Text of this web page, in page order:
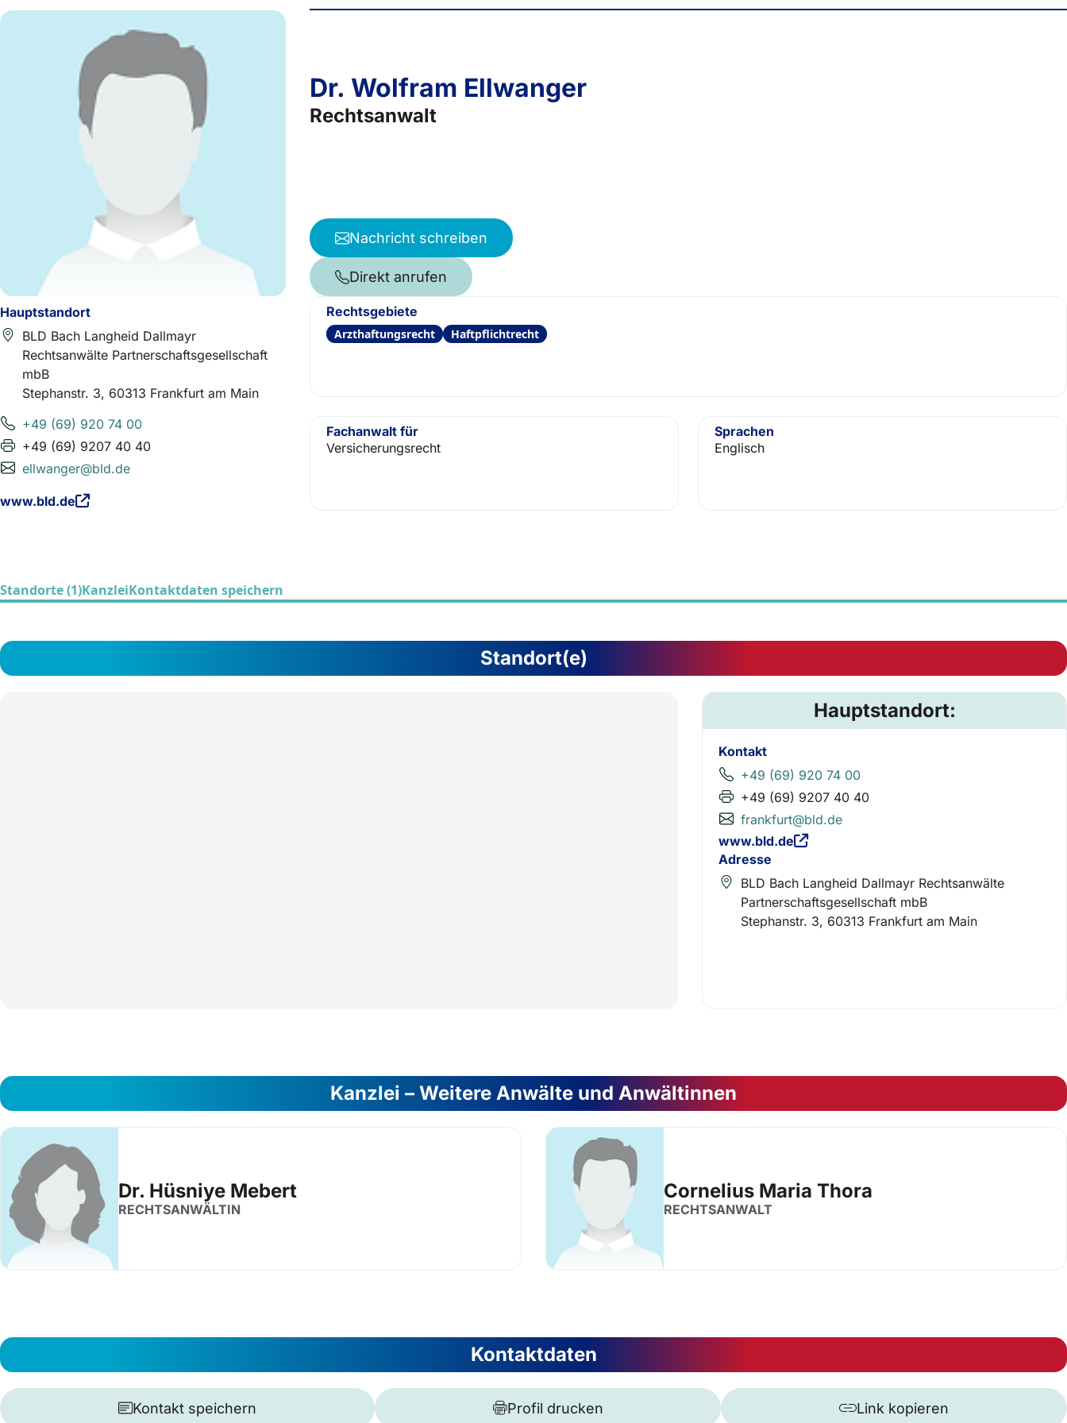
Hauptstandort
BLD Bach Langheid Dallmayr
Rechtsanwälte Partnerschaftsgesellschaft
mbB
Stephanstr. 3, 60313 Frankfurt am Main
+49 (69) 920 74 00
+49 (69) 9207 40 40
ellwanger@bld.de
www.bld.de
Dr. Wolfram Ellwanger
Rechtsanwalt
Nachricht schreiben
Direkt anrufen
Rechtsgebiete
Arzthaftungsrecht Haftpflichtrecht
Fachanwalt für
Versicherungsrecht
Sprachen
Englisch
Standorte (1)KanzleiKontaktdaten speichern
Standort(e)
Hauptstandort:
Kontakt
+49 (69) 920 74 00
+49 (69) 9207 40 40
frankfurt@bld.de
www.bld.de
Adresse
BLD Bach Langheid Dallmayr Rechtsanwälte
Partnerschaftsgesellschaft mbB
Stephanstr. 3, 60313 Frankfurt am Main
Kanzlei – Weitere Anwälte und Anwältinnen
Dr. Hüsniye Mebert
RECHTSANWÄLTIN
Cornelius Maria Thora
RECHTSANWALT
Kontaktdaten
Kontakt speichern Profil drucken Link kopieren